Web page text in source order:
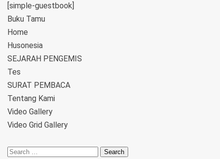
[simple-guestbook]
Buku Tamu
Home
Husonesia
SEJARAH PENGEMIS
Tes
SURAT PEMBACA
Tentang Kami
Video Gallery
Video Grid Gallery